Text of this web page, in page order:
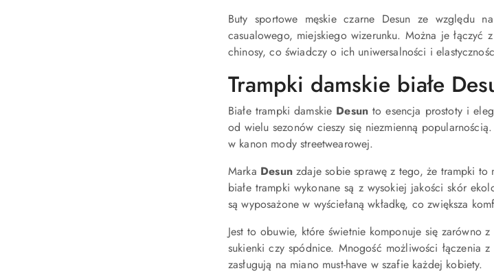
Buty sportowe męskie czarne Desun ze względu
casualowego, miejskiego wizerunku. Można je
chinosy, co świadczy o ich uniwersalności i
Trampki damskie białe
Białe trampki damskie Desun to esencja prostoty i
od wielu sezonów cieszy się niezmienną
w kanon mody streetwearowej.
Marka Desunzdaje sobie sprawę z tego, że trampki to
białe trampki wykonane są z wysokiej jakości skór
są wyposażone w wyściełaną wkładkę, co zwiększa
Jest to obuwie, które świetnie komponuje się zarówno
sukienki czy spódnice. Mnogość możliwości łączenia
zasługują na miano must-have w szafie każdej kobiety.